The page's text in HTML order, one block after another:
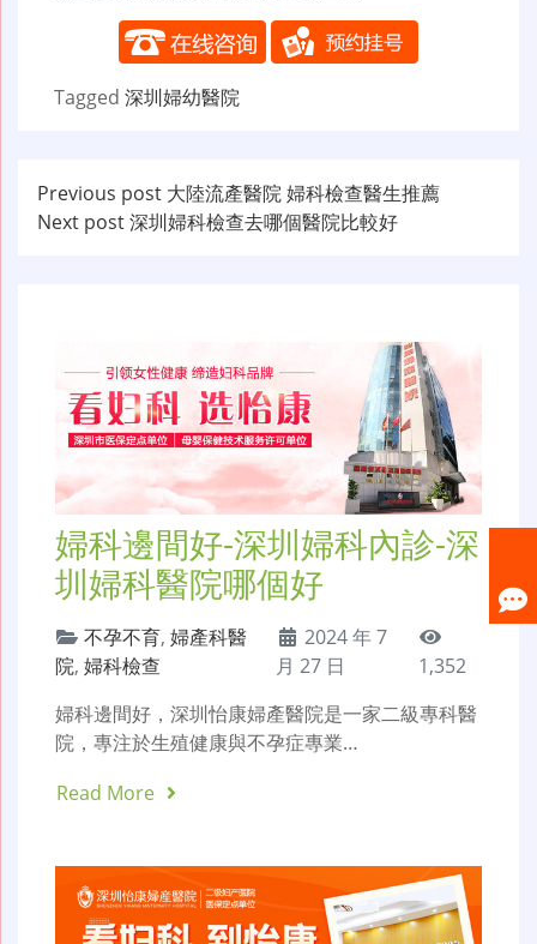
Tagged 深圳婦幼醫院
文
章
Previous post 大陸流產醫院 婦科檢查醫生推薦
Next post深圳婦科檢查去哪個醫院比較好
婦科邊間好-深圳婦科內診-深
圳婦科醫院哪個好
不孕不育, 婦產科醫
院, 婦科檢查
2024 年 7
月 27 日
1,352
婦科邊間好，深圳怡康婦產醫院是一家二級專科醫
院，專注於生殖健康與不孕症專業…
Read More